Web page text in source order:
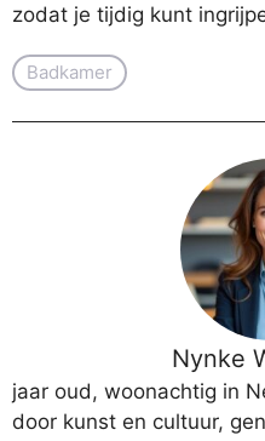
zodat je tijdig kunt
Badkamer
Nynke
jaar oud, woonachtig in
door kunst en cultuur,